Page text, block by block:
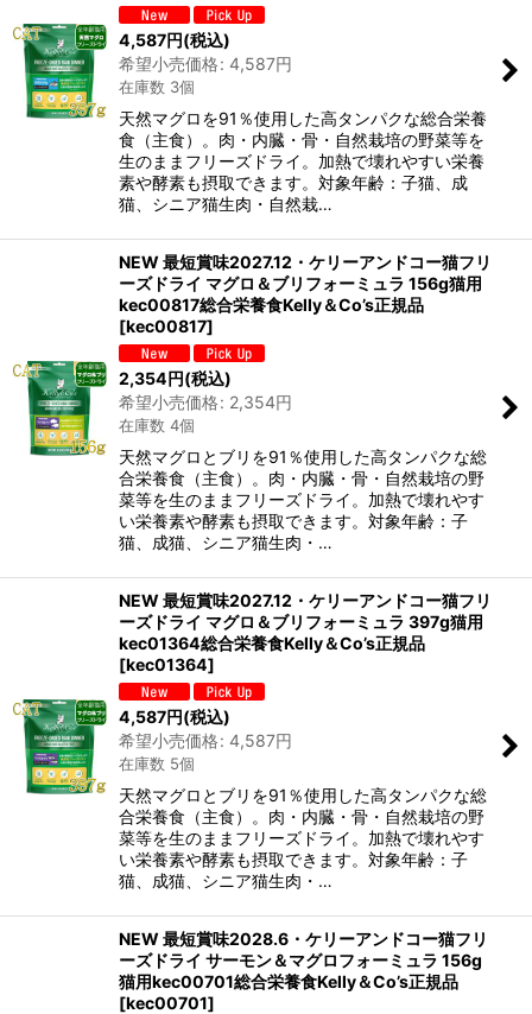
4,587円(税込)
希望小売価格: 4,587円
在庫数 3個
天然マグロを91％使用した高タンパクな総合栄養
食（主食）。肉・内臓・骨・自然栽培の野菜等を
生のままフリーズドライ。加熱で壊れやすい栄養
素や酵素も摂取できます。対象年齢：子猫、成
猫、シニア猫生肉・自然栽…
NEW 最短賞味2027.12・ケリーアンドコー猫フリ
ーズドライ マグロ＆ブリフォーミュラ 156g猫用
kec00817総合栄養食Kelly＆Co’s正規品
[kec00817]
2,354円(税込)
希望小売価格: 2,354円
在庫数 4個
天然マグロとブリを91％使用した高タンパクな総
合栄養食（主食）。肉・内臓・骨・自然栽培の野
菜等を生のままフリーズドライ。加熱で壊れやす
い栄養素や酵素も摂取できます。対象年齢：子
猫、成猫、シニア猫生肉・…
NEW 最短賞味2027.12・ケリーアンドコー猫フリ
ーズドライ マグロ＆ブリフォーミュラ 397g猫用
kec01364総合栄養食Kelly＆Co’s正規品
[kec01364]
4,587円(税込)
希望小売価格: 4,587円
在庫数 5個
天然マグロとブリを91％使用した高タンパクな総
合栄養食（主食）。肉・内臓・骨・自然栽培の野
菜等を生のままフリーズドライ。加熱で壊れやす
い栄養素や酵素も摂取できます。対象年齢：子
猫、成猫、シニア猫生肉・…
NEW 最短賞味2028.6・ケリーアンドコー猫フリ
ーズドライ サーモン＆マグロフォーミュラ 156g
猫用kec00701総合栄養食Kelly＆Co’s正規品
[kec00701]